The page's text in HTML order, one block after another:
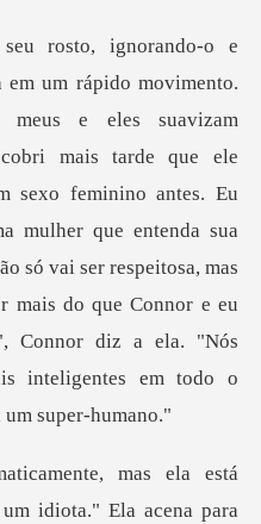
arde que ele
sexo feminino antes. Eu
mulher que entenda sua
só vai ser respeitosa, mas
as ela está